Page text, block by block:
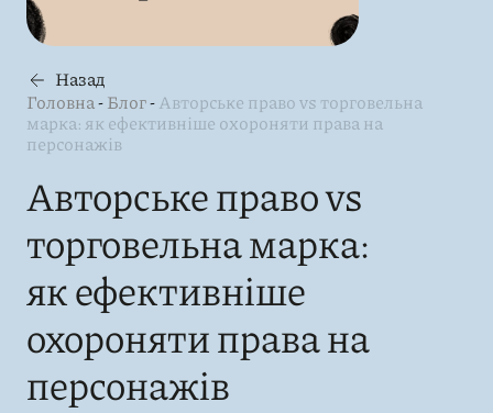
Назад
Головна-Блог- Авторське право vs торговельна
марка: як ефективніше охороняти права на
персонажів
Авторське право vs
торговельна марка:
як ефективніше
охороняти права на
персонажів